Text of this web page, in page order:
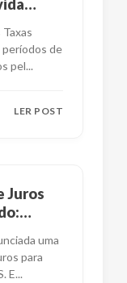
períodos de
pel...
LER POST
Juros
uma
para
E...